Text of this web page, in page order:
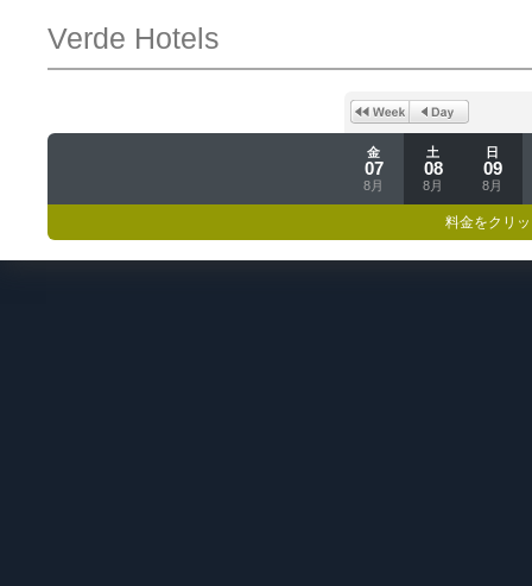
Verde Hotels
金
07
8月
土
08
8月
日
09
8月
料金をクリ